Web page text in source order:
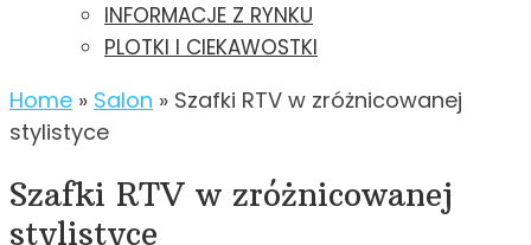
INFORMACJE Z RYNKU
PLOTKI I CIEKAWOSTKI
Home » Salon » Szafki RTV w zróżnicowanej
stylistyce
Szafki RTV w zróżnicowanej
stylistyce